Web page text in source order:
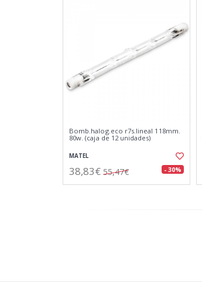
Bomb.halog.eco r7s.lineal 118mm.
80w. (caja de 12 unidades)
MATEL
38,83€ 55,47€ - 30%